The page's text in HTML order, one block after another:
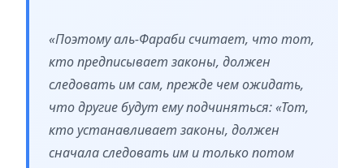
«Поэтому аль-Фараби считает, что тот,
кто предписывает законы, должен
следовать им сам, прежде чем ожидать,
что другие будут ему подчиняться: «Тот,
кто устанавливает законы, должен
сначала следовать им и только потом